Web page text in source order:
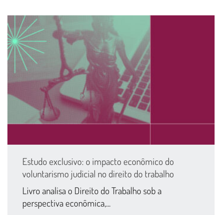
Estudo exclusivo: o impacto econômico do
voluntarismo judicial no direito do trabalho
Livro analisa o Direito do Trabalho sob a
perspectiva econômica,...